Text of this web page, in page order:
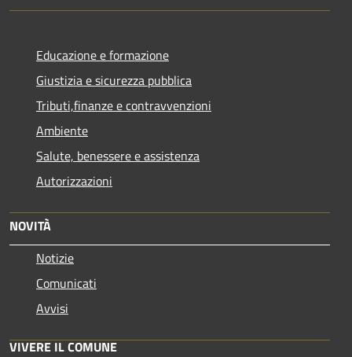
Educazione e formazione
Giustizia e sicurezza pubblica
Tributi,finanze e contravvenzioni
Ambiente
Salute, benessere e assistenza
Autorizzazioni
NOVITÀ
Notizie
Comunicati
Avvisi
VIVERE IL COMUNE